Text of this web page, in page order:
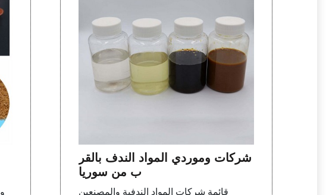
شركات وموردي المواد الندف بالقر
ب من سوريا
قائمة شركات المواد الندفية والمصنعين